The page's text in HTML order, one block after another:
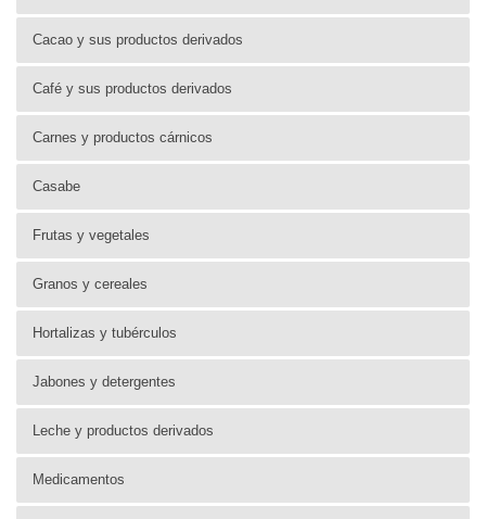
Cacao y sus productos derivados
Café y sus productos derivados
Carnes y productos cárnicos
Casabe
Frutas y vegetales
Granos y cereales
Hortalizas y tubérculos
Jabones y detergentes
Leche y productos derivados
Medicamentos